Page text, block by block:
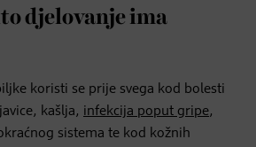
djelovanje ima
koristi se prije svega kod bolesti
kašlja, infekcija poput gripe,
sistema te kod kožnih